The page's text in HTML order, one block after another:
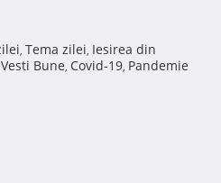
, Tema zilei, Iesirea din
Vesti Bune, Covid-19, Pandemie